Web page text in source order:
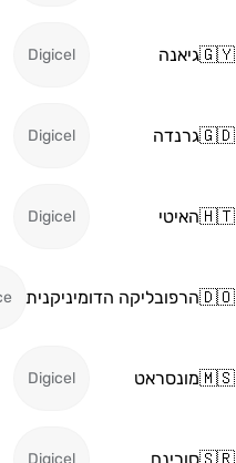
🇬🇾גיאנה Digicel
🇬🇩גרנדה Digicel
🇭🇹האיטי Digicel
🇩🇴הרפובליקה הדומיניקנית
🇲🇸מונסראט Digicel
🇸🇷סורינם Digicel